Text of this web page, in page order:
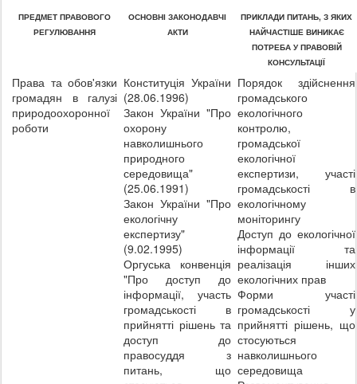
ПРЕДМЕТ ПРАВОВОГО
РЕГУЛЮВАННЯ
ОСНОВНІ ЗАКОНОДАВЧІ
АКТИ
ПРИКЛАДИ ПИТАНЬ, З ЯКИХ
НАЙЧАСТІШЕ ВИНИКАЄ
ПОТРЕБА У ПРАВОВІЙ
КОНСУЛЬТАЦІЇ
Права та обов'язки
громадян в галузі
природоохоронної
роботи
Конституція України
(28.06.1996)
Закон України "Про
охорону
навколишнього
природного
середовища"
(25.06.1991)
Закон України "Про
екологічну
експертизу"
(9.02.1995)
Оргуська конвенція
"Про доступ до
інформації, участь
громадськості в
прийнятті рішень та
доступ до
правосуддя з
питань, що
Порядок здійснення
громадського
екологічного
контролю,
громадської
екологічної
експертизи, участі
громадськості в
екологічному
моніторингу
Доступ до екологічної
інформації та
реалізація інших
екологічних прав
Форми участі
громадськості у
прийнятті рішень, що
стосуються
навколишнього
середовища